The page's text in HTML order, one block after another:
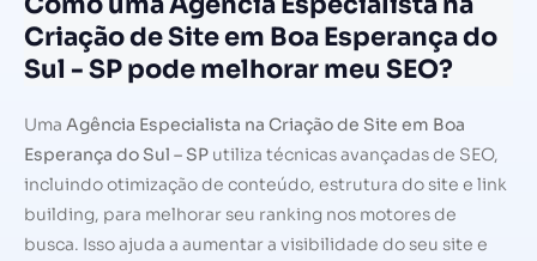
Criação de Site em Boa Esperança do
Sul - SP pode melhorar meu SEO?
Uma Agência Especialista na Criação de Site em Boa
Esperança do Sul – SP utiliza técnicas avançadas de SEO,
incluindo otimização de conteúdo, estrutura do site e link
building, para melhorar seu ranking nos motores de
busca. Isso ajuda a aumentar a visibilidade do seu site e